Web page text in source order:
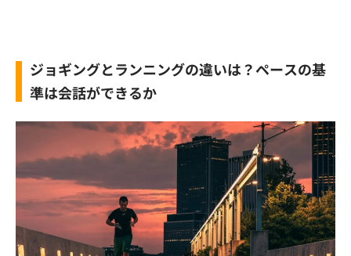
ジョギングとランニングの違いは？ペースの基
準は会話ができるか